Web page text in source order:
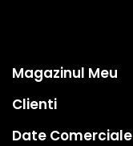
Magazinul Meu
Clienti
Date Comerciale